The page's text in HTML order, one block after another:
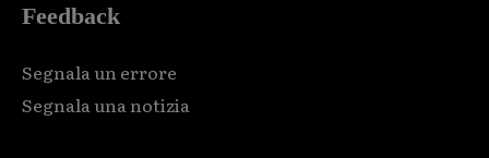
Feedback
Segnala un errore
Segnala una notizia